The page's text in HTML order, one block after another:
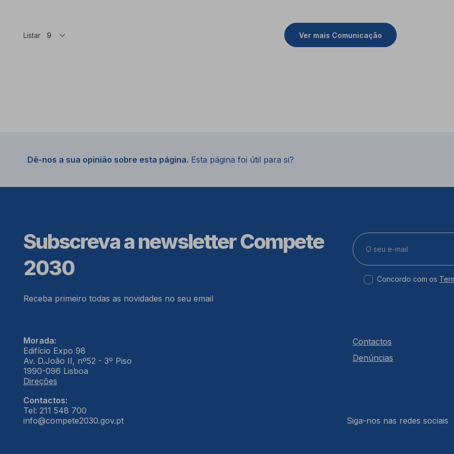
Listar Ver mais Comunicação
Dê-nos a sua opinião sobre esta página. Esta página foi útil para si?
Subscreva a newsletter Compete
2030
Receba primeiro todas as novidades no seu email
Concordo com os
Morada:
Edifício Expo 98
Av. D.João II, nº52 - 3º Piso
1990-096 Lisboa
Direções
Contactos:
Tel: 211 548 700
info@compete2030.gov.pt
Contactos
Denúncias
Siga-nos nas redes sociais